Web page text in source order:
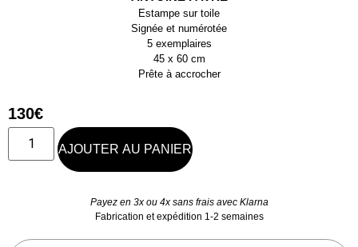
Estampe sur toile
Signée et numérotée
5 exemplaires
45 x 60 cm
Prête à accrocher
130€
AJOUTER AU PANIER
Payez en 3x ou 4x sans frais avec Klarna
Fabrication et expédition 1-2 semaines